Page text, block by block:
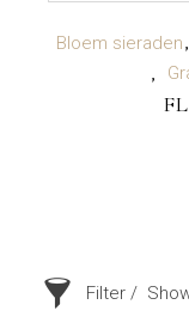
Bloem sieraden
Filter